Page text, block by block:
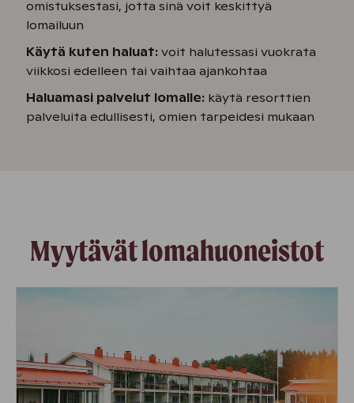
omistuksestasi, jotta sinä voit keskittyä
lomailuun
Käytä kuten haluat: voit halutessasi vuokrata
viikkosi edelleen tai vaihtaa ajankohtaa
Haluamasi palvelut lomalle: käytä resorttien
palveluita edullisesti, omien tarpeidesi mukaan
Myytävät lomahuoneistot